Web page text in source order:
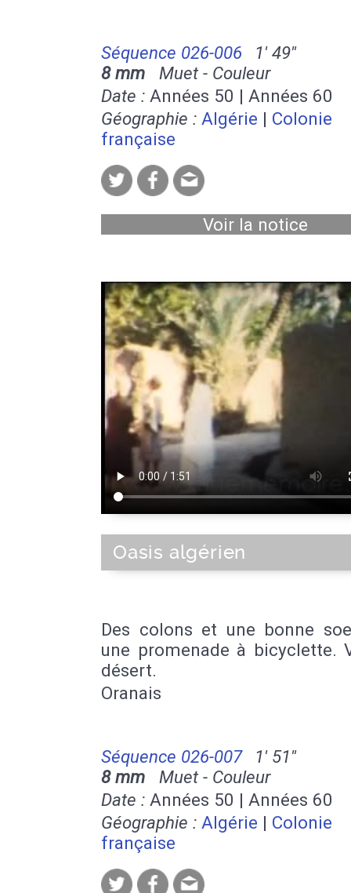
Séquence 026-006
1' 49''
8 mm Muet - Couleur
Date : Années 50 | Années 60
Géographie : Algérie | Colonie
française
Voir la notice
Oasis algérien
Des colons et une bonne
une promenade à bicyclette.
désert.
Oranais
Séquence 026-007
1' 51''
8 mm Muet - Couleur
Date : Années 50 | Années 60
Géographie : Algérie | Colonie
française